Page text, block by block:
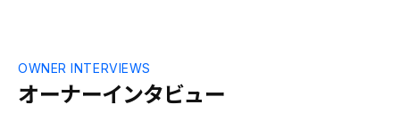
オーナーインタビュー
OWNER INTERVIEWS